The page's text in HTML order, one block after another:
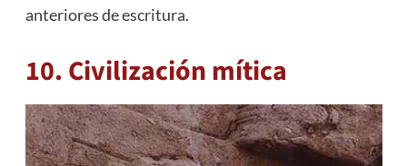
anteriores de escritura.
10. Civilización mítica